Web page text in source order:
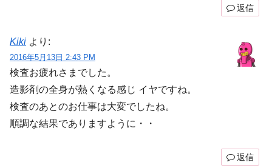
返信
Kiki より:
2016年5月13日 2:43 PM
検査お疲れさまでした。
造影剤の全身が熱くなる感じ イヤですね。
検査のあとのお仕事は大変でしたね。
順調な結果でありますように・・
返信